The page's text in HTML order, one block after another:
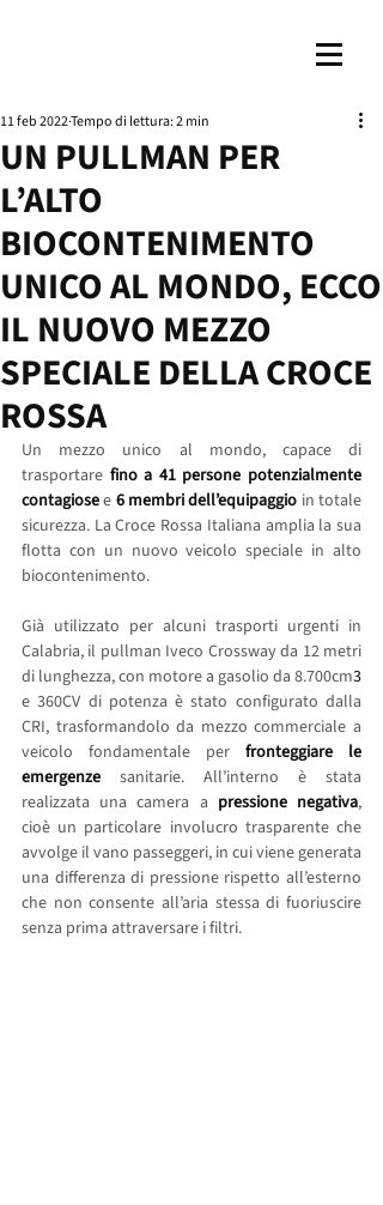
UN PULLMAN PER
L’ALTO
BIOCONTENIMENTO
UNICO AL MONDO, ECCO
IL NUOVO MEZZO
SPECIALE DELLA CROCE
ROSSA
11 feb 2022Tempo di lettura: 2 min
Un mezzo unico al mondo, capace di
trasportare fino a 41 persone potenzialmente
contagiose e 6 membri dell’equipaggio in totale
sicurezza. La Croce Rossa Italiana amplia la sua
flotta con un nuovo veicolo speciale in alto
biocontenimento.
Già utilizzato per alcuni trasporti urgenti in
Calabria, il pullman Iveco Crossway da 12 metri
di lunghezza, con motore a gasolio da 8.700cm
e 360CV di potenza è stato configurato dalla
CRI, trasformandolo da mezzo commerciale a
veicolo fondamentale per fronteggiare le
emergenze sanitarie. All’interno è stata
realizzata una camera a pressione negativa,
cioè un particolare involucro trasparente che
avvolge il vano passeggeri, in cui viene generata
una differenza di pressione rispetto all’esterno
che non consente all’aria stessa di fuoriuscire
senza prima attraversare i filtri.